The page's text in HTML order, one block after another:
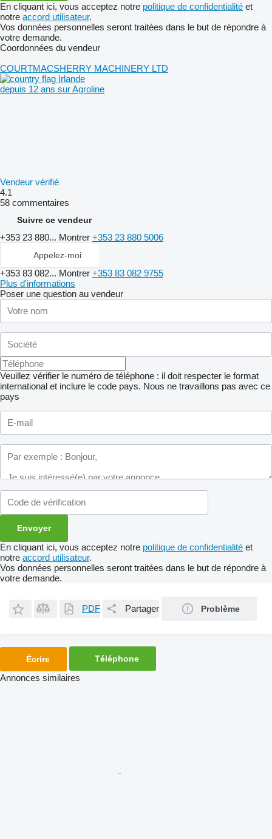
En cliquant ici, vous acceptez notre politique de confidentialité et
notre accord utilisateur.
Vos données personnelles seront traitées dans le but de répondre à
votre demande.
Coordonnées du vendeur
COURTMACSHERRY MACHINERY LTD
Irlande
depuis 12 ans sur Agroline
Vendeur vérifié
4.1
58 commentaires
Suivre ce vendeur
+353 23 880... Montrer +353 23 880 5006
Appelez-moi
+353 83 082... Montrer +353 83 082 9755
Plus d'informations
Poser une question au vendeur
Veuillez vérifier le numéro de téléphone : il doit respecter le format
international et inclure le code pays. Nous ne travaillons pas avec ce
pays
En cliquant ici, vous acceptez notre politique de confidentialité et
notre accord utilisateur.
Vos données personnelles seront traitées dans le but de répondre à
votre demande.
PDF Partager Problème
Écrire Téléphone
Annonces similaires